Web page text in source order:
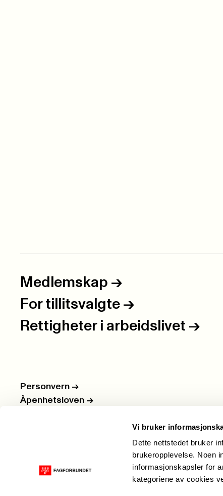
Vi bruker
Dette nettstedet bruker
brukeropplevelse. Noen
informasjonskapsler for
kategoriene av cookies
Medlemskap ->
For tillitsvalgte ->
Rettigheter i arbeidslivet ->
Personvern ->
Åpenhetsloven ->